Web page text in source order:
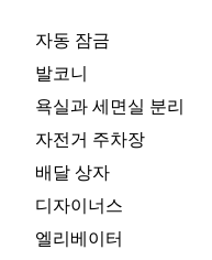
자동 잠금
발코니
욕실과 세면실 분리
자전거 주차장
배달 상자
디자이너스
엘리베이터